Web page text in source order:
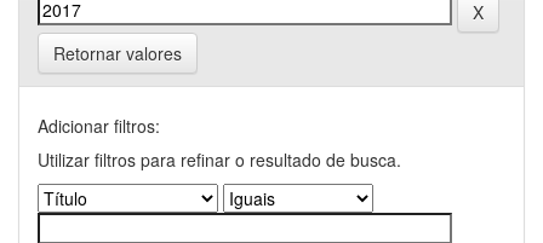
Retornar valores
Adicionar filtros:
Utilizar filtros para refinar o resultado de busca.